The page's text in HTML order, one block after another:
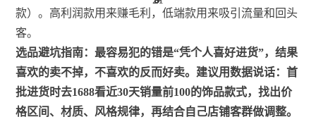
款）。高利润款用来赚毛利，低端款用来吸引流量和回头
客。
选品避坑指南：最容易犯的错是“凭个人喜好进货”，结果
喜欢的卖不掉，不喜欢的反而好卖。建议用数据说话：首
批进货时去1688看近30天销量前100的饰品款式，找出价
格区间、材质、风格规律，再结合自己店铺客群做调整。